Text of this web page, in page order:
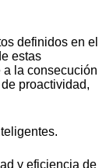
definidos en el
estas
la consecución
proactividad,
y eficiencia de